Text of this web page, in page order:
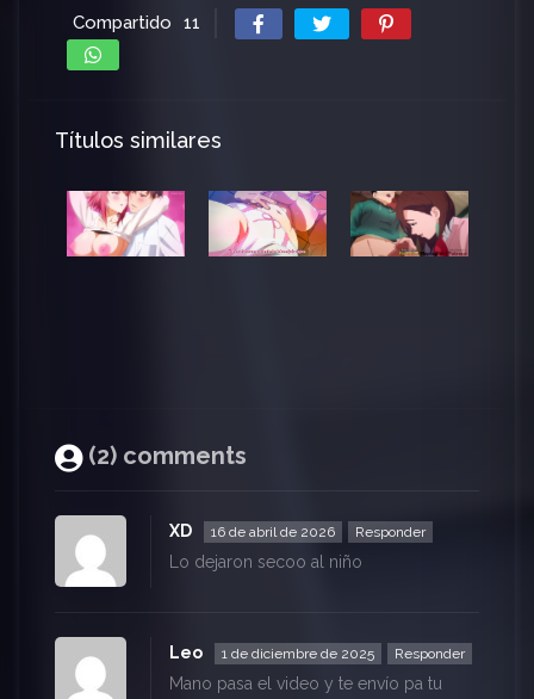
Compartido 11
Títulos similares
(2) comments
XD 16 de abril de 2026 Responder
Lo dejaron secoo al niño
Leo 1 de diciembre de 2025 Responder
Mano pasa el video y te envío pa tu